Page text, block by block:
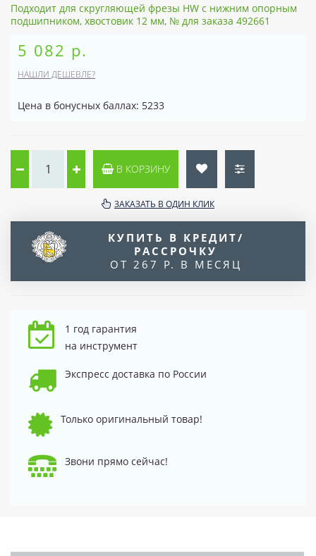
Подходит для скругляющей фрезы HW с нижним опорным
подшипником, хвостовик 12 мм, № для заказа 492661
5 082 р.
НАШЛИ ДЕШЕВЛЕ?
Цена в бонусных баллах: 5233
В КОРЗИНУ
ЗАКАЗАТЬ В ОДИН КЛИК
КУПИТЬ В КРЕДИТ/
РАССРОЧКУ
ОТ 267 Р. В МЕСЯЦ
1 год гарантия
на инструмент
Экспресс доставка по России
Только оригинальный товар!
Звони прямо сейчас!